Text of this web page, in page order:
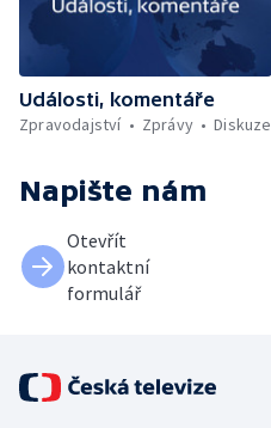
Události, komentáře
Zpravodajství
Zprávy Diskuze
Napište nám
Otevřít
kontaktní
formulář